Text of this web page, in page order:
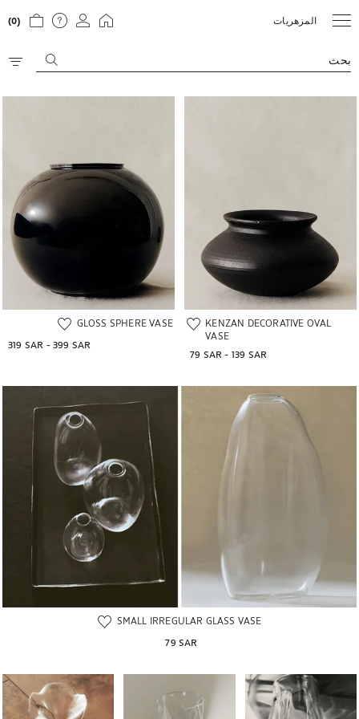
المزهريات (0)
بحث
KENZAN DECORATIVE OVAL
VASE
79 SAR - 139 SAR
تم تغيير الصورة إلى 1 من 5
GLOSS SPHERE VASE
319 SAR - 399 SAR
تم تغيير الصورة إلى 1 من 5
SMALL IRREGULAR GLASS VASE
79 SAR
الصورة إلى 1 من 5 تم تغيير الصورة إلى 1 من 5 تم تغيير الصورة إلى 1 من 5